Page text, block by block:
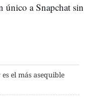
único a Snapchat sin
el más asequible